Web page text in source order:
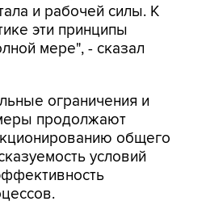
и рабочей силы. К
эти принципы
мере", - сказал
ограничения и
продолжают
общего
условий